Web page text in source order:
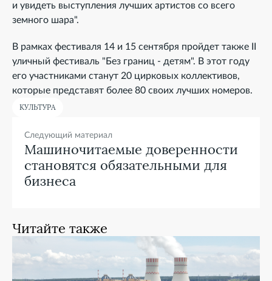
и увидеть выступления лучших артистов со всего
земного шара".
В рамках фестиваля 14 и 15 сентября пройдет также II
уличный фестиваль "Без границ - детям". В этот году
его участниками станут 20 цирковых коллективов,
которые представят более 80 своих лучших номеров.
КУЛЬТУРА
Следующий материал
Машиночитаемые доверенности
становятся обязательными для
бизнеса
Читайте также